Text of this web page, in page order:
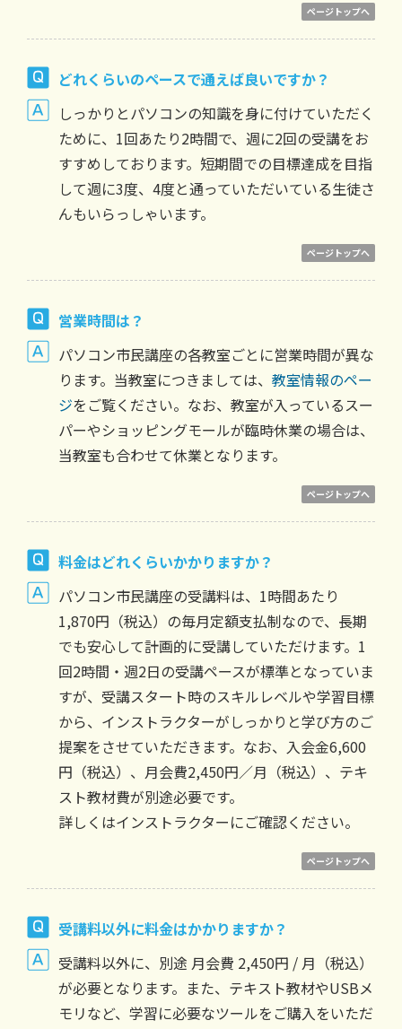
ページトップへ
どれくらいのペースで通えば良いですか？
しっかりとパソコンの知識を身に付けていただく
ために、1回あたり2時間で、週に2回の受講をお
すすめしております。短期間での目標達成を目指
して週に3度、4度と通っていただいている生徒さ
んもいらっしゃいます。
ページトップへ
営業時間は？
パソコン市民講座の各教室ごとに営業時間が異な
ります。当教室につきましては、 教室情報のペー
ジをご覧ください。なお、教室が入っているスー
パーやショッピングモールが臨時休業の場合は、
当教室も合わせて休業となります。
ページトップへ
料金はどれくらいかかりますか？
パソコン市民講座の受講料は、1時間あたり
1,870円（税込）の毎月定額支払制なので、長期
でも安心して計画的に受講していただけます。1
回2時間・週2日の受講ペースが標準となっていま
すが、受講スタート時のスキルレベルや学習目標
から、インストラクターがしっかりと学び方のご
提案をさせていただきます。なお、入会金6,600
円（税込）、月会費2,450円／月（税込）、テキ
スト教材費が別途必要です。
詳しくはインストラクターにご確認ください。
ページトップへ
受講料以外に料金はかかりますか？
受講料以外に、別途 月会費 2,450円 / 月（税込）
が必要となります。また、テキスト教材やUSBメ
モリなど、学習に必要なツールをご購入をいただ